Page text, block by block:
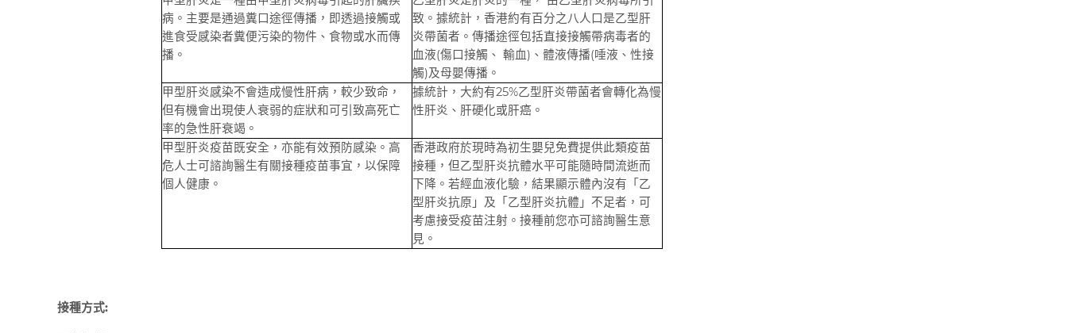
病。主要是通過糞口途徑傳播，即透過接觸或
進食受感染者糞便污染的物件、食物或水而傳
播。
致。據統計，香港約有百分之八人口是乙型肝
炎帶菌者。傳播途徑包括直接接觸帶病毒者的
血液(傷口接觸、 輸血)、體液傳播(唾液、性接
觸)及母嬰傳播。
甲型肝炎感染不會造成慢性肝病，較少致命，
但有機會出現使人衰弱的症狀和可引致高死亡
率的急性肝衰竭。
據統計，大約有25%乙型肝炎帶菌者會轉化為慢
性肝炎、肝硬化或肝癌。
甲型肝炎疫苗既安全，亦能有效預防感染。高
危人士可諮詢醫生有關接種疫苗事宜，以保障
個人健康。
香港政府於現時為初生嬰兒免費提供此類疫苗
接種，但乙型肝炎抗體水平可能隨時間流逝而
下降。若經血液化驗，結果顯示體內沒有「乙
型肝炎抗原」及「乙型肝炎抗體」不足者，可
考慮接受疫苗注射。接種前您亦可諮詢醫生意
見。
接種方式: